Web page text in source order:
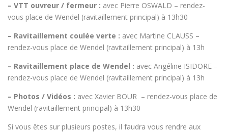
– VTT ouvreur / fermeur : avec Pierre OSWALD – rendez-
vous place de Wendel (ravitaillement principal) à 13h30
– Ravitaillement coulée verte : avec Martine CLAUSS –
rendez-vous place de Wendel (ravitaillement principal) à 13h
– Ravitaillement place de Wendel : avec Angéline ISIDORE –
rendez-vous place de Wendel (ravitaillement principal) à 13h
– Photos / Vidéos : avec Xavier BOUR – rendez-vous place de
Wendel (ravitaillement principal) à 13h30
Si vous êtes sur plusieurs postes, il faudra vous rendre aux